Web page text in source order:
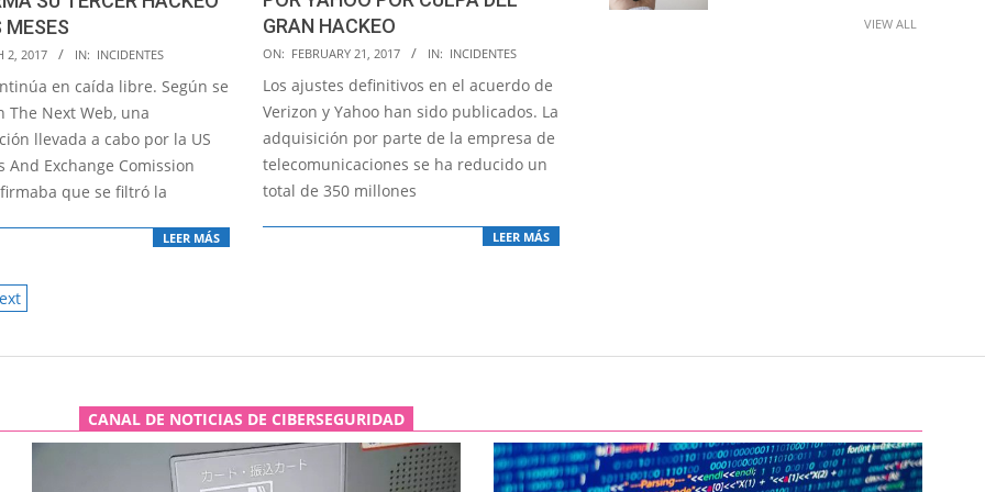
MESES
2, 2017 IN: INCIDENTES
en caída libre. Según se
The Next Web, una
llevada a cabo por la US
And Exchange Comission
que se filtró la
LEER MÁS
GRAN HACKEO
2017-
02-
21
ON: FEBRUARY 21, 2017 IN: INCIDENTES
Los ajustes definitivos en el acuerdo de
Verizon y Yahoo han sido publicados. La
adquisición por parte de la empresa de
telecomunicaciones se ha reducido un
total de 350 millones
LEER MÁS
VIEW ALL
CANAL DE NOTICIAS DE CIBERSEGURIDAD